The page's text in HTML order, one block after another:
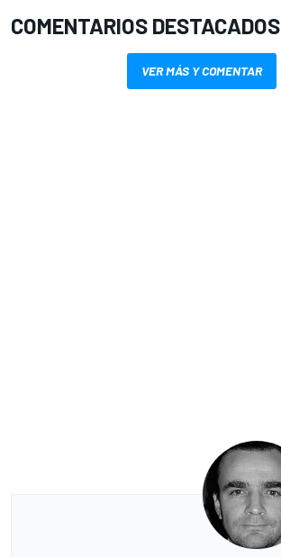
COMENTARIOS DESTACADOS
VER MÁS Y COMENTAR